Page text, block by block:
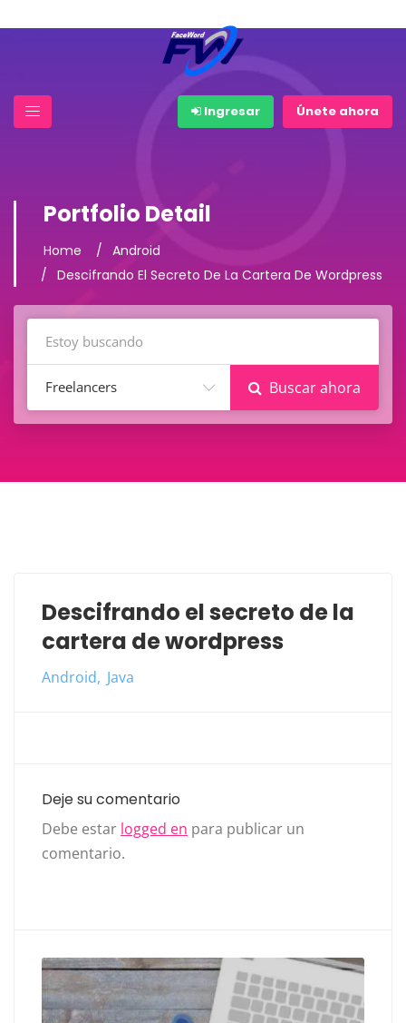
Ingresar Únete ahora
Portfolio Detail
Home
Android
Descifrando El Secreto De La Cartera De Wordpress
Freelancers Buscar ahora
Descifrando el secreto de la
cartera de wordpress
Android Java
Deje su comentario
Debe estar logged en para publicar un
comentario.